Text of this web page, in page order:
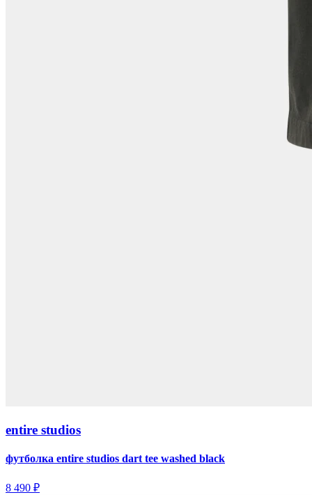
entire studios
футболка entire studios dart tee washed black
8 490 ₽